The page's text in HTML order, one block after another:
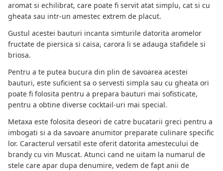
aromat si echilibrat, care poate fi servit atat simplu, cat si cu
gheata sau intr-un amestec extrem de placut.
Gustul acestei bauturi incanta simturile datorita aromelor
fructate de piersica si caisa, carora li se adauga stafidele si
briosa.
Pentru a te putea bucura din plin de savoarea acestei
bauturi, este suficient sa o servesti simpla sau cu gheata ori
poate fi folosita pentru a prepara bauturi mai sofisticate,
pentru a obtine diverse cocktail-uri mai special.
Metaxa este folosita deseori de catre bucatarii greci pentru a
imbogati si a da savoare anumitor preparate culinare specific
lor. Caracterul versatil este oferit datorita amestecului de
brandy cu vin Muscat. Atunci cand ne uitam la numarul de
stele care apar dupa denumire, vedem de fapt anii de